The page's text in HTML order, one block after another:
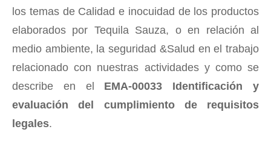
los temas de Calidad e inocuidad de los productos
elaborados por Tequila Sauza, o en relación al
medio ambiente, la seguridad &Salud en el trabajo
relacionado con nuestras actividades y como se
describe en el EMA-00033 Identificación y
evaluación del cumplimiento de requisitos
legales.